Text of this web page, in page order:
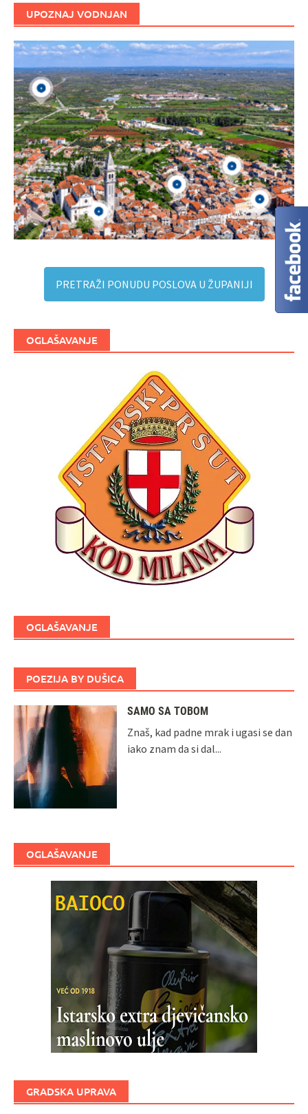
UPOZNAJ VODNJAN
PRETRAŽI PONUDU POSLOVA U ŽUPANIJI
OGLAŠAVANJE
OGLAŠAVANJE
POEZIJA BY DUŠICA
SAMO SA TOBOM
Znaš, kad padne mrak i ugasi se dan
iako znam da si dal...
OGLAŠAVANJE
GRADSKA UPRAVA